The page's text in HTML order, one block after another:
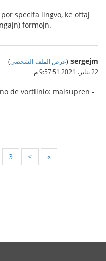
specifa lingvo, ke oftaj
formojn.
sergejm
(عرض الملف الشخصي)
22 يناير، 2021 9:57:51 م
de vortlinio: malsupren -
3 > »